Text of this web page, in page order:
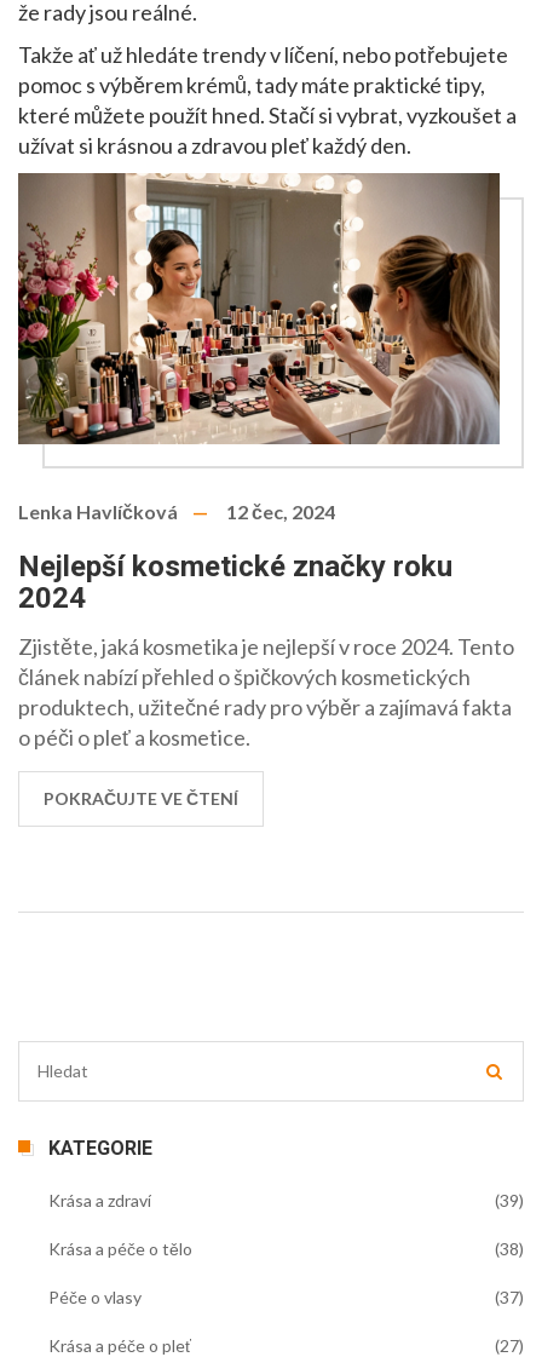
že rady jsou reálné.
Takže ať už hledáte trendy v líčení, nebo potřebujete
pomoc s výběrem krémů, tady máte praktické tipy,
které můžete použít hned. Stačí si vybrat, vyzkoušet a
užívat si krásnou a zdravou pleť každý den.
Lenka Havlíčková 12 čec, 2024
Nejlepší kosmetické značky roku
2024
Zjistěte, jaká kosmetika je nejlepší v roce 2024. Tento
článek nabízí přehled o špičkových kosmetických
produktech, užitečné rady pro výběr a zajímavá fakta
o péči o pleť a kosmetice.
POKRAČUJTE VE ČTENÍ
KATEGORIE
Krása a zdraví (39)
Krása a péče o tělo (38)
Péče o vlasy (37)
Krása a péče o pleť (27)